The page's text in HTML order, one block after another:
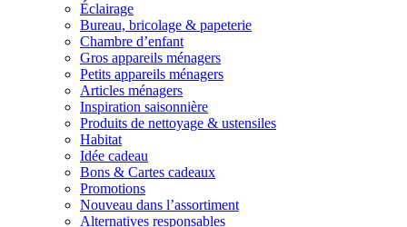
Éclairage
Bureau, bricolage & papeterie
Chambre d’enfant
Gros appareils ménagers
Petits appareils ménagers
Articles ménagers
Inspiration saisonnière
Produits de nettoyage & ustensiles
Habitat
Idée cadeau
Bons & Cartes cadeaux
Promotions
Nouveau dans l’assortiment
Alternatives responsables